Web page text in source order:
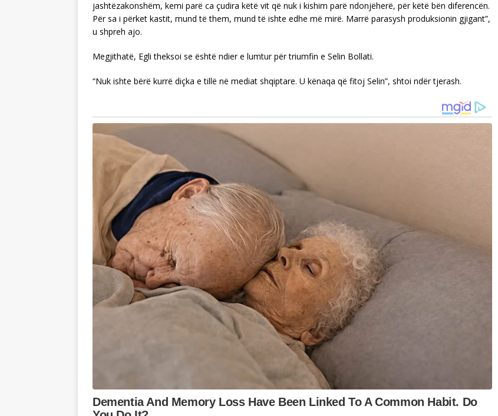
jashtëzakonshëm, kemi parë ca çudira këtë vit që nuk i kishim parë ndonjëherë, për këtë bën diferencën.
Për sa i përket kastit, mund të them, mund të ishte edhe më mirë. Marrë parasysh produksionin gjigant”,
u shpreh ajo.
Megjithatë, Egli theksoi se është ndier e lumtur për triumfin e Selin Bollati.
“Nuk ishte bërë kurrë diçka e tillë në mediat shqiptare. U kënaqa që fitoj Selin”, shtoi ndër tjerash.